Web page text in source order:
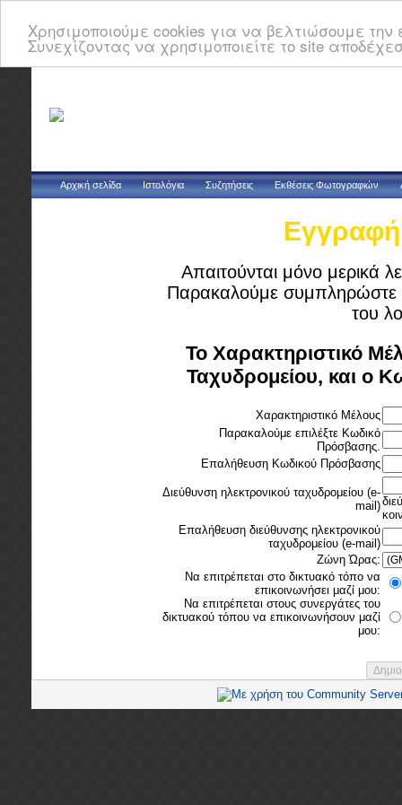
Χρησιμοποιούμε cookies για να βελτιώσουμε
Συνεχίζοντας να χρησιμοποιείτε το site
Αρχική σελίδα Ιστολόγια Συζητήσεις Εκθέσεις Φωτογραφιών
Εγγραφή
Απαιτούνται μόνο μερικά
Παρακαλούμε συμπληρώστε
του
Το Χαρακτηριστικό
Ταχυδρομείου, και ο
Χαρακτηριστικό Μέλους
Παρακαλούμε επιλέξτε Κωδικό
Πρόσβασης.
Επαλήθευση Κωδικού Πρόσβασης
Διεύθυνση ηλεκτρονικού ταχυδρομείου (e-
mail)
Επαλήθευση διεύθυνσης ηλεκτρονικού
ταχυδρομείου (e-mail)
Ζώνη Ώρας:
Να επιτρέπεται στο δικτυακό τόπο να
επικοινωνήσει μαζί μου:
Να επιτρέπεται στους συνεργάτες του
δικτυακού τόπου να επικοινωνήσουν μαζί
μου: